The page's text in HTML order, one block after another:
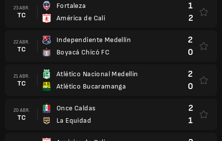
23 ABR.
TC
Fortaleza
América de Cali
1
2
22 ABR.
TC
Independiente Medellín
Boyacá Chicó FC
2
0
21 ABR.
TC
Atlético Nacional Medellin
Atlético Bucaramanga
2
0
20 ABR.
TC
Once Caldas
La Equidad
2
1